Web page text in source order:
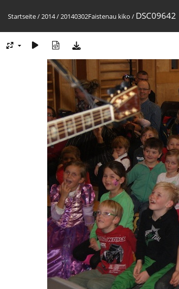
Startseite/2014/20140302Faistenau kiko / DSC09642